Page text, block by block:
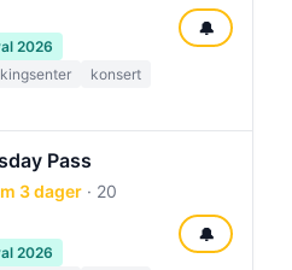
2026
konsert
🔔
Pass
3 dager· 20
2026
🔔